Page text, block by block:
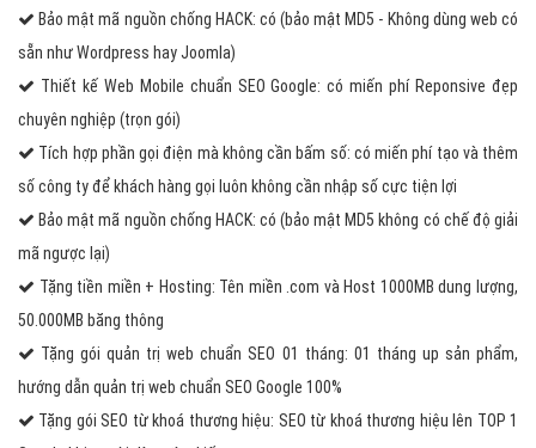
Bảo mật mã nguồn chống HACK: có (bảo mật MD5 - Không dùng web có
sẵn như Wordpress hay Joomla)
Thiết kế Web Mobile chuẩn SEO Google: có miến phí Reponsive đẹp
chuyên nghiệp (trọn gói)
Tích hợp phần gọi điện mà không cần bấm số: có miến phí tạo và thêm
số công ty để khách hàng gọi luôn không cần nhập số cực tiện lợi
Bảo mật mã nguồn chống HACK: có (bảo mật MD5 không có chế độ giải
mã ngược lại)
Tặng tiền miền + Hosting: Tên miền .com và Host 1000MB dung lượng,
50.000MB băng thông
Tặng gói quản trị web chuẩn SEO 01 tháng: 01 tháng up sản phẩm,
hướng dẫn quản trị web chuẩn SEO Google 100%
Tặng gói SEO từ khoá thương hiệu: SEO từ khoá thương hiệu lên TOP 1